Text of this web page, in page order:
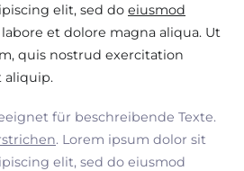
elit, sed do eiusmod
et dolore magna aliqua. Ut
quis nostrud exercitation
aliquip.
für beschreibende Texte.
. Lorem ipsum dolor sit
elit, sed do eiusmod